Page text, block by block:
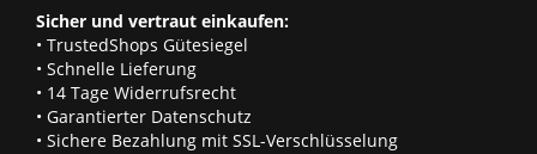
Sicher und vertraut einkaufen:
• TrustedShops Gütesiegel
• Schnelle Lieferung
• 14 Tage Widerrufsrecht
• Garantierter Datenschutz
• Sichere Bezahlung mit SSL-Verschlüsselung